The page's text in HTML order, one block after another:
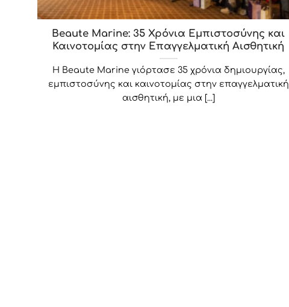
Beaute Marine: 35 Χρόνια Εμπιστοσύνης και
Καινοτομίας στην Επαγγελματική Αισθητική
Η Beaute Marine γιόρτασε 35 χρόνια δημιουργίας,
εμπιστοσύνης και καινοτομίας στην επαγγελματική
αισθητική, με μια [...]